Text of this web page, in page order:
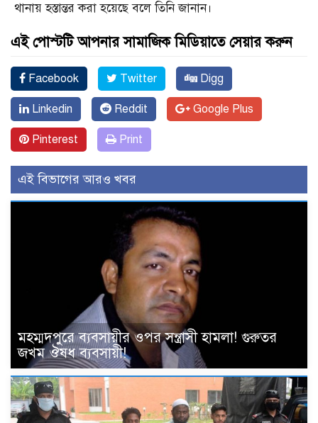
থানায় হস্তান্তর করা হয়েছে বলে তিনি জানান।
এই পোস্টটি আপনার সামাজিক মিডিয়াতে সেয়ার করুন
Facebook Twitter Digg
Linkedin Reddit Google Plus
Pinterest Print
এই বিভাগের আরও খবর
মহম্মদপুরে ব্যবসায়ীর ওপর সন্ত্রাসী হামলা! গুরুতর
জখম ঔষধ ব্যবসায়ী!